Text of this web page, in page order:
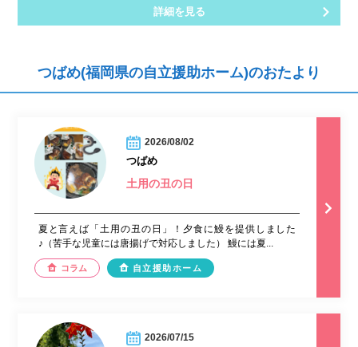
詳細を見る
つばめ(福岡県の自立援助ホーム)のおたより
2026/08/02
つばめ
土用の丑の日
夏と言えば「土用の丑の日」！夕食に鰻を提供しました
♪（苦手な児童には唐揚げで対応しました） 鰻には夏...
コラム 自立援助ホーム
2026/07/15